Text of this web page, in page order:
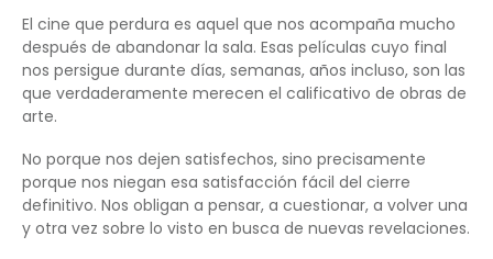
El cine que perdura es aquel que nos acompaña mucho
después de abandonar la sala. Esas películas cuyo final
nos persigue durante días, semanas, años incluso, son las
que verdaderamente merecen el calificativo de obras de
arte.
No porque nos dejen satisfechos, sino precisamente
porque nos niegan esa satisfacción fácil del cierre
definitivo. Nos obligan a pensar, a cuestionar, a volver una
y otra vez sobre lo visto en busca de nuevas revelaciones.